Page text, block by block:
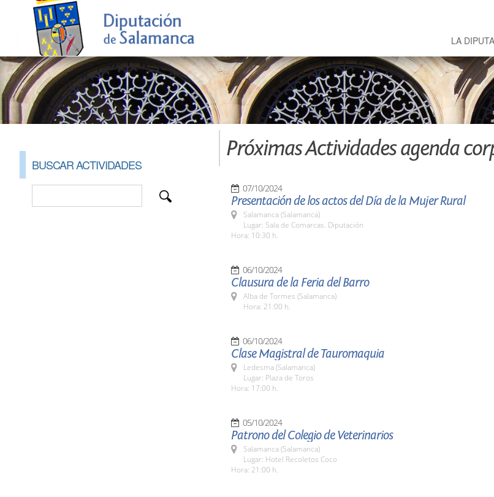
LA
BUSCAR ACTIVIDADES
Próximas Actividades agenda
07/10/2024
Presentación de los actos del Día de la Mujer Rural
Salamanca (Salamanca)
Lugar: Sala de Comarcas. Diputación
Hora: 10:30 h.
06/10/2024
Clausura de la Feria del Barro
Alba de Tormes (Salamanca)
Hora: 21:00 h.
06/10/2024
Clase Magistral de Tauromaquia
Ledesma (Salamanca)
Lugar: Plaza de Toros
Hora: 17:00 h.
05/10/2024
Patrono del Colegio de Veterinarios
Salamanca (Salamanca)
Lugar: Hotel Recoletos Coco
Hora: 21:00 h.